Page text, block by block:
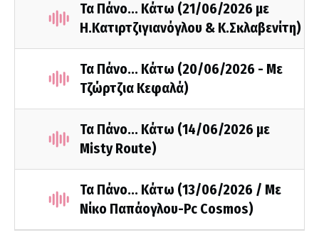
Τα Πάνο... Κάτω (21/06/2026 με
Η.Κατιρτζιγιανόγλου & Κ.Σκλαβενίτη)
Τα Πάνο... Κάτω (20/06/2026 - Με
Τζώρτζια Κεφαλά)
Τα Πάνο... Κάτω (14/06/2026 με
Misty Route)
Τα Πάνο... Κάτω (13/06/2026 / Με
Νίκο Παπάογλου-Pc Cosmos)